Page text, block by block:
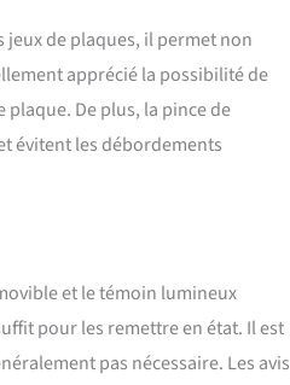
jeux de plaques, il permet non
apprécié la possibilité de
De plus, la pince de
évitent les débordements
et le témoin lumineux
pour les remettre en état. Il est
pas nécessaire. Les avis